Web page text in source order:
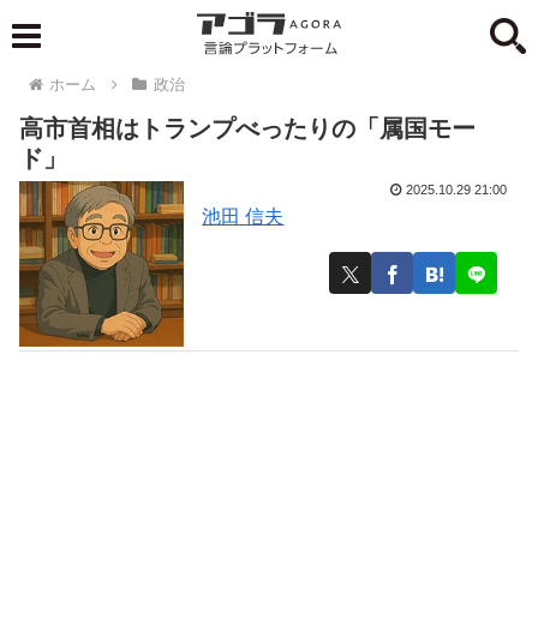
ホーム 政治
高市首相はトランプべったりの「属国モー
ド」
池田 信夫
2025.10.29 21:00